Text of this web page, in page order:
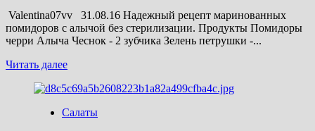
Valentina07vv 31.08.16 Надежный рецепт маринованных
помидоров с алычой без стерилизации. Продукты Помидоры
черри Алыча Чеснок - 2 зубчика Зелень петрушки -...
Читать далееПрочитать
о
помидоры
Салаты